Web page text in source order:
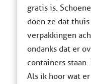
gratis is.
doen ze dat
verpakkingen
ondanks dat er
containers
Als ik hoor wat